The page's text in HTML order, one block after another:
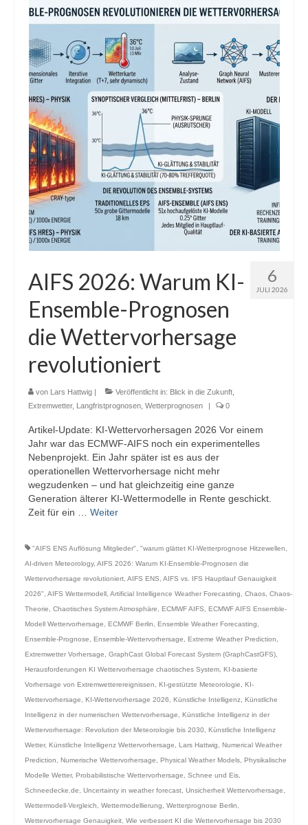
Die Kältepole der Nordhalbkugel: Kanadische
Arktis und Sibirien
Ellesmere Island – Die nördlichste Wildnis
Kanadas
Die Natur der Hudson-Bay und umliegender
Regionen
Die Laptewsee: Die Eisfabrik der Arktis
EisSued
Schneehöhen
Ostsee
Wetter Arktis Antarktis
Webcams
Glossar
Datenschutz
Impressum
6
JULI 2026
AIFS 2026: Warum KI-
Ensemble-Prognosen
die Wettervorhersage
revolutioniert
von Lars Hattwig | Veröffentlicht in: Blick in die Zukunft
Extremwetter, Langfristprognosen Wetterprognosen | 0
Artikel-Update: KI-Wettervorhersagen 2026 Vor einem
Jahr war das ECMWF-AIFS noch ein experimentelles
Nebenprojekt. Ein Jahr später ist es aus der
operationellen Wettervorhersage nicht mehr
wegzudenken – und hat gleichzeitig eine ganze
Generation älterer KI-Wettermodelle in Rente geschickt.
Zeit für ein … Weiter
"AIFS ENS Auflösung Mitglieder" "warum glättet KI-Wetterprognose Hitzewellen
AI-driven Meteorology, AIFS 2026: Warum KI-Ensemble-Prognosen die
Wettervorhersage revolutioniert AIFS ENS AIFS vs. IFS Hauptlauf Genauigkeit
2026" AIFS Wettermodell Artificial Intelligence Weather Forecasting Chaos Chaos-
Theorie
Chaotisches System Atmosphäre ECMWF AIFS
ECMWF AIFS Ensemble-
Modell Wettervorhersage
ECMWF Berlin Ensemble Weather Forecasting
Ensemble-Prognose
Ensemble-Wettervorhersage Extreme Weather Prediction
Extremwetter Vorhersage
GraphCast Global Forecast System (GraphCastGFS)
Herausforderungen KI Wettervorhersage chaotisches System KI-basierte
Vorhersage von Extremwetterereignissen
KI-gestützte Meteorologie
KI-
Wettervorhersage
KI-Wettervorhersage 2026 Künstliche Intelligenz Künstliche
Intelligenz in der numerischen Wettervorhersage
Künstliche Intelligenz in der
Wettervorhersage: Revolution der Meteorologie bis 2030
Künstliche Intelligenz
Wetter, Künstliche Intelligenz Wettervorhersage Lars Hattwig
Numerical Weather
Prediction
Numerische Wettervorhersage Physical Weather Models Physikalische
Modelle Wetter, Probabilistische Wettervorhersage Schnee und Eis
Schneedecke.de
Uncertainty in weather forecast Unsicherheit Wettervorhersage
Wettermodell-Vergleich
Wettermodellierung Wetterprognose Berlin
Wettervorhersage Genauigkeit Wie verbessert KI die Wettervorhersage bis 2030